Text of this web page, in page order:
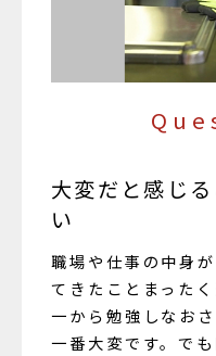
大変だと感じ
い
職場や仕事の中身
てきたことまった
一から勉強しなお
一番大変です。で